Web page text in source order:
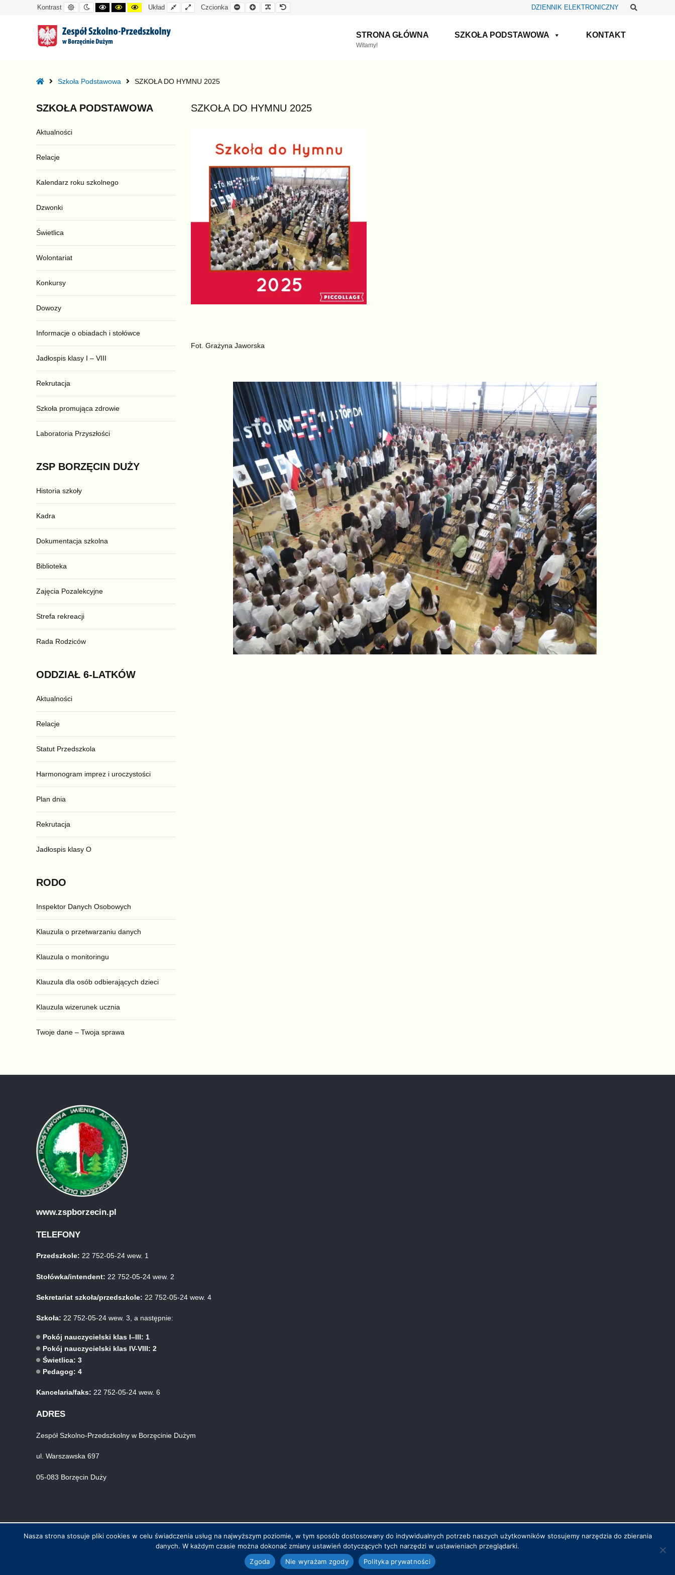
Kontrast
Kontrast
domyślny
Tryb
nocny
Kontrast
czarno-
Kontrast
czarno-
Kontrast
żółto-
Układ
Układ
standardowy
Układ
szeroki
Czcionka
Mniejsza
czcionka
Większa
czcionka
Czytelna
czcionkaczcionka
DZIENNIK ELEKTRONICZNY
STRONA GŁÓWNA
Witamy!
SZKOŁA PODSTAWOWA KONTAKT
HomeSzkoła Podstawowa SZKOŁA DO HYMNU 2025
SZKOŁA DO HYMNU 2025
Fot. Grażyna Jaworska
SZKOŁA PODSTAWOWA
Aktualności
Relacje
Kalendarz roku szkolnego
Dzwonki
Świetlica
Wolontariat
Konkursy
Dowozy
Informacje o obiadach i stołówce
Jadłospis klasy I – VIII
Rekrutacja
Szkoła promująca zdrowie
Laboratoria Przyszłości
ZSP BORZĘCIN DUŻY
Historia szkoły
Kadra
Dokumentacja szkolna
Biblioteka
Zajęcia Pozalekcyjne
Strefa rekreacji
Rada Rodziców
ODDZIAŁ 6-LATKÓW
Aktualności
Relacje
Statut Przedszkola
Harmonogram imprez i uroczystości
Plan dnia
Rekrutacja
Jadłospis klasy O
RODO
Inspektor Danych Osobowych
Klauzula o przetwarzaniu danych
Klauzula o monitoringu
Klauzula dla osób odbierających dzieci
Klauzula wizerunek ucznia
Twoje dane – Twoja sprawa
www.zspborzecin.pl
TELEFONY
Przedszkole: 22 752-05-24 wew. 1
Stołówka/intendent: 22 752-05-24 wew. 2
Sekretariat szkoła/przedszkole: 22 752-05-24 wew. 4
Szkoła: 22 752-05-24 wew. 3, a następnie:
Pokój nauczycielski klas I–III: 1
Pokój nauczycielski klas IV-VIII: 2
Świetlica: 3
Pedagog: 4
Kancelaria/faks: 22 752-05-24 wew. 6
ADRES
Zespół Szkolno-Przedszkolny w Borzęcinie Dużym
ul. Warszawska 697
05-083 Borzęcin Duży
© Wszystkie prawa zastrzeżone. Hosting i wykonanie skynet.net.pl
Nasza strona stosuje pliki cookies w celu świadczenia usług na najwyższym poziomie, w tym sposób dostosowany do indywidualnych potrzeb naszych użytkowników stosujemy narzędzia do zbierania
danych. W każdym czasie można dokonać zmiany ustawień dotyczących tych narzędzi w ustawieniach przeglądarki.
Zgoda
Nie wyrażam zgody Polityka prywatności